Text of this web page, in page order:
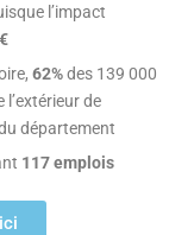
l’impact
62%des 139 000
de
département
117 emplois